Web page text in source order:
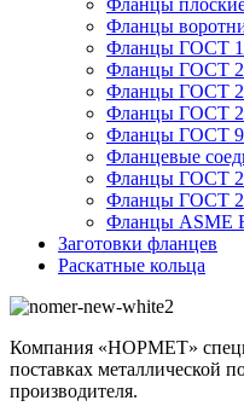
Фланцы
Фланцы
Фланцы ГОСТ
Фланцы ГОСТ
Фланцы ГОСТ
Фланцы ГОСТ
Фланцы ГОСТ
Фланцевые
Фланцы ГОСТ
Фланцы ГОСТ
Фланцы ASME
Заготовки фланцев
Раскатные кольца
Компания «НОРМЕТ»
поставках металлической
производителя.